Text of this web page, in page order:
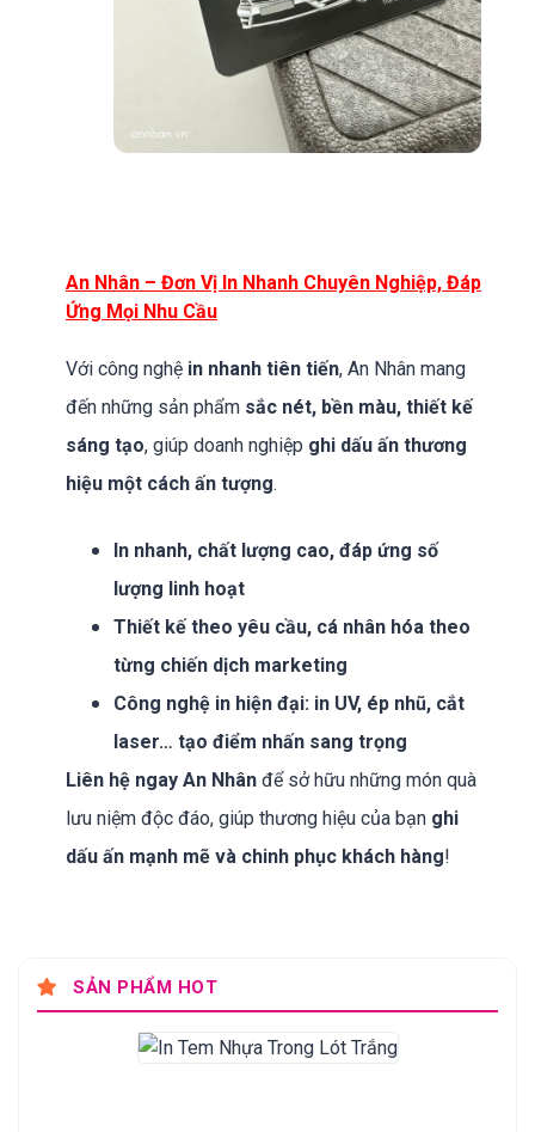
An Nhân – Đơn Vị In Nhanh Chuyên Nghiệp, Đáp
Ứng Mọi Nhu Cầu
Với công nghệ in nhanh tiên tiến, An Nhân mang
đến những sản phẩm sắc nét, bền màu, thiết kế
sáng tạo, giúp doanh nghiệp ghi dấu ấn thương
hiệu một cách ấn tượng.
In nhanh, chất lượng cao, đáp ứng số
lượng linh hoạt
Thiết kế theo yêu cầu, cá nhân hóa theo
từng chiến dịch marketing
Công nghệ in hiện đại: in UV, ép nhũ, cắt
laser… tạo điểm nhấn sang trọng
Liên hệ ngay An Nhân để sở hữu những món quà
lưu niệm độc đáo, giúp thương hiệu của bạn ghi
dấu ấn mạnh mẽ và chinh phục khách hàng!
SẢN PHẨM HOT